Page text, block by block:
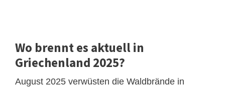
Wo brennt es aktuell in
Griechenland 2025?
August 2025 verwüsten die Waldbrände in